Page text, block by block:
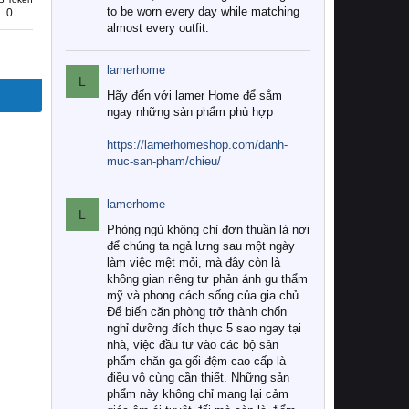
0
to be worn every day while matching
almost every outfit.
L
lamerhome
Hãy đến với lamer Home để sắm
ngay những sản phẩm phù hợp
https://lamerhomeshop.com/danh-
muc-san-pham/chieu/
L
lamerhome
Phòng ngủ không chỉ đơn thuần là nơi
để chúng ta ngả lưng sau một ngày
làm việc mệt mỏi, mà đây còn là
không gian riêng tư phản ánh gu thẩm
mỹ và phong cách sống của gia chủ.
Để biến căn phòng trở thành chốn
nghỉ dưỡng đích thực 5 sao ngay tại
nhà, việc đầu tư vào các bộ sản
phẩm chăn ga gối đệm cao cấp là
điều vô cùng cần thiết. Những sản
phẩm này không chỉ mang lại cảm